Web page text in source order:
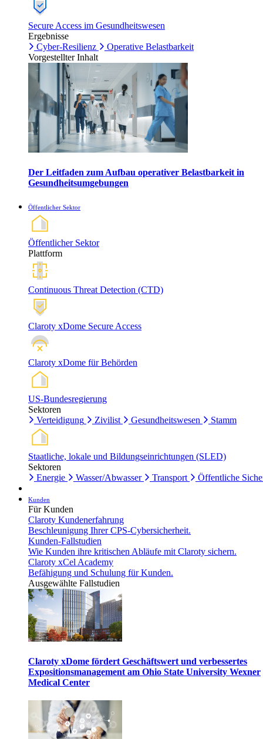
Secure Access im Gesundheitswesen
Ergebnisse
Cyber-Resilienz
Operative Belastbarkeit
Vorgestellter Inhalt
Der Leitfaden zum Aufbau operativer Belastbarkeit in
Gesundheitsumgebungen
Öffentlicher Sektor
Öffentlicher Sektor
Plattform
Continuous Threat Detection (CTD)
Claroty xDome Secure Access
Claroty xDome für Behörden
US-Bundesregierung
Sektoren
Verteidigung
Zivilist Gesundheitswesen Stamm
Staatliche, lokale und Bildungseinrichtungen (SLED)
Sektoren
Energie
Wasser/Abwasser Transport Öffentliche
Kunden
Für Kunden
Claroty Kundenerfahrung
Beschleunigung Ihrer CPS-Cybersicherheit.
Kunden-Fallstudien
Wie Kunden ihre kritischen Abläufe mit Claroty sichern.
Claroty xCel Academy
Befähigung und Schulung für Kunden.
Ausgewählte Fallstudien
Claroty xDome fördert Geschäftswert und verbessertes
Expositionsmanagement am Ohio State University Wexner
Medical Center